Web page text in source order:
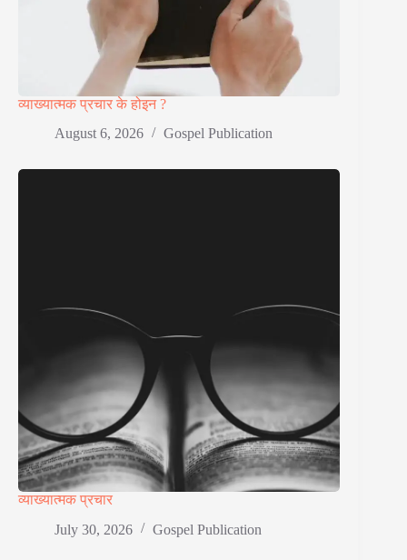
व्याख्यात्मक प्रचार के होइन ?
August 6, 2026
Gospel Publication
व्याख्यात्मक प्रचार
July 30, 2026
Gospel Publication